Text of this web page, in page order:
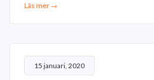
Läs mer →
15 januari, 2020